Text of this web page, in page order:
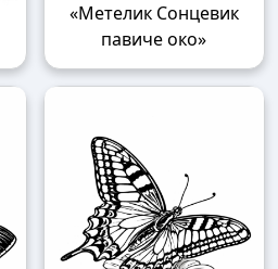
«Метелик Сонцевик
павиче око»